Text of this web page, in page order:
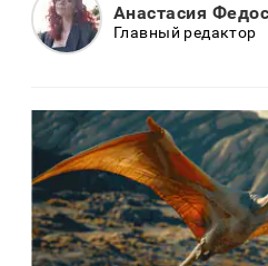
Анастасия
Главный редактор